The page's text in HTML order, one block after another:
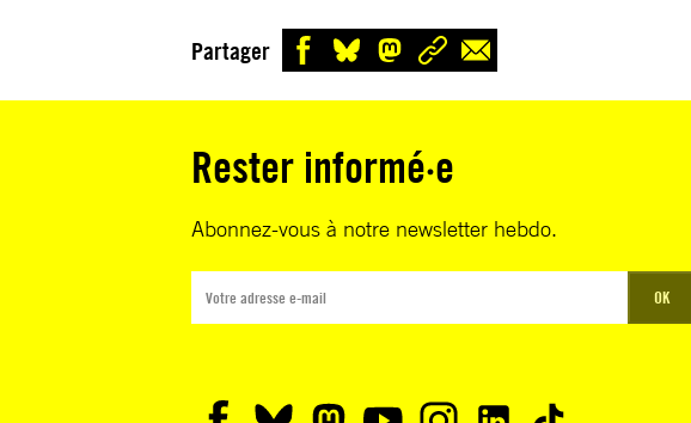
Partager
Rester informé·e
Abonnez-vous à notre newsletter hebdo.
OK